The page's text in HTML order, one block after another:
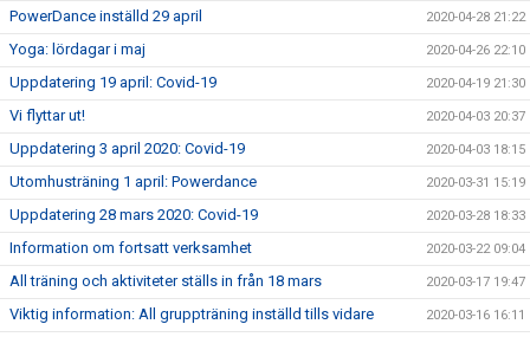
PowerDance inställd 29 april 2020-04-28 21:22
Yoga: lördagar i maj 2020-04-26 22:10
Uppdatering 19 april: Covid-19 2020-04-19 21:30
Vi flyttar ut! 2020-04-03 20:37
Uppdatering 3 april 2020: Covid-19 2020-04-03 18:15
Utomhusträning 1 april: Powerdance 2020-03-31 15:19
Uppdatering 28 mars 2020: Covid-19 2020-03-28 18:33
Information om fortsatt verksamhet 2020-03-22 09:04
All träning och aktiviteter ställs in från 18 mars 2020-03-17 19:47
Viktig information: All gruppträning inställd tills vidare 2020-03-16 16:11